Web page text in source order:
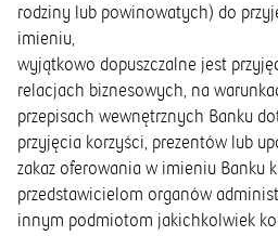
rodziny lub powinowatych) do
imieniu,
wyjątkowo dopuszczalne jest
relacjach biznesowych, na
przepisach wewnętrznych Banku
przyjęcia korzyści, prezentów lub
zakaz oferowania w imieniu Banku
przedstawicielom organów
innym podmiotom jakichkolwiek